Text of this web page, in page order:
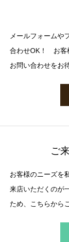
メールフォームや
合わせOK！ お客
お問い合わせをお
ご
お客様のニーズを
来店いただくのが
ため、こちらから